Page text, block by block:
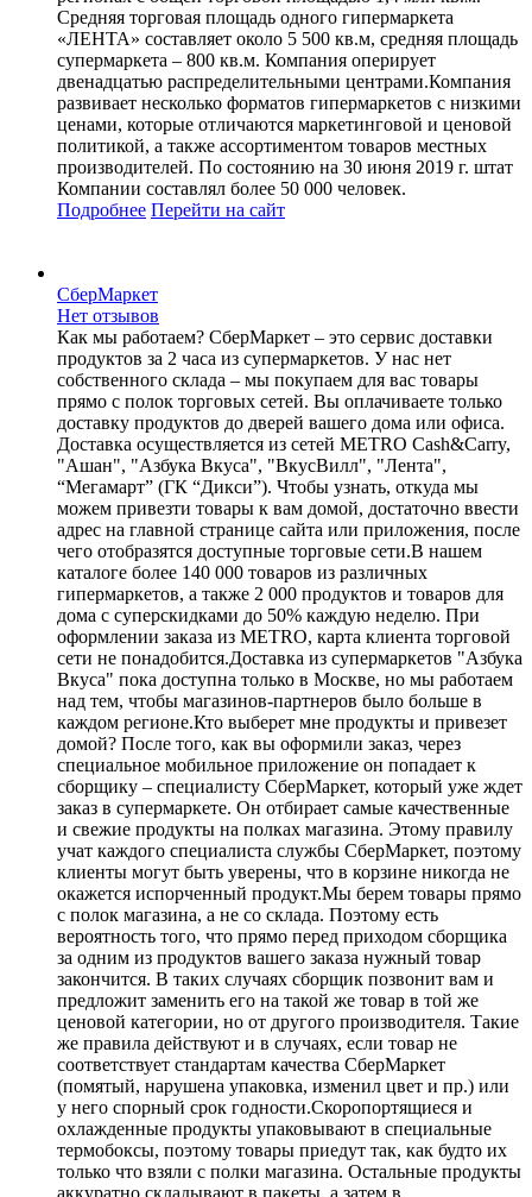
Средняя торговая площадь одного гипермаркета
«ЛЕНТА» составляет около 5 500 кв.м, средняя площадь
супермаркета – 800 кв.м. Компания оперирует
двенадцатью распределительными центрами.Компания
развивает несколько форматов гипермаркетов с низкими
ценами, которые отличаются маркетинговой и ценовой
политикой, а также ассортиментом товаров местных
производителей. По состоянию на 30 июня 2019 г. штат
Компании составлял более 50 000 человек.
Подробнее Перейти на сайт
СберМаркет
Нет отзывов
Как мы работаем? СберМаркет – это cервис доставки
продуктов за 2 часа из супермаркетов. У нас нет
собственного склада – мы покупаем для вас товары
прямо с полок торговых сетей. Вы оплачиваете только
доставку продуктов до дверей вашего дома или офиса.
Доставка осуществляется из сетей METRO Cash&Carry,
"Ашан", "Азбука Вкуса", "ВкусВилл", "Лента",
“Мегамарт” (ГК “Дикси”). Чтобы узнать, откуда мы
можем привезти товары к вам домой, достаточно ввести
адрес на главной странице сайта или приложения, после
чего отобразятся доступные торговые сети.В нашем
каталоге более 140 000 товаров из различных
гипермаркетов, а также 2 000 продуктов и товаров для
дома с суперскидками до 50% каждую неделю. При
оформлении заказа из METRO, карта клиента торговой
сети не понадобится.Доставка из супермаркетов "Азбука
Вкуса" пока доступна только в Москве, но мы работаем
над тем, чтобы магазинов-партнеров было больше в
каждом регионе.Кто выберет мне продукты и привезет
домой? После того, как вы оформили заказ, через
специальное мобильное приложение он попадает к
сборщику – специалисту СберМаркет, который уже ждет
заказ в супермаркете. Он отбирает самые качественные
и свежие продукты на полках магазина. Этому правилу
учат каждого специалиста службы СберМаркет, поэтому
клиенты могут быть уверены, что в корзине никогда не
окажется испорченный продукт.Мы берем товары прямо
с полок магазина, а не со склада. Поэтому есть
вероятность того, что прямо перед приходом сборщика
за одним из продуктов вашего заказа нужный товар
закончится. В таких случаях сборщик позвонит вам и
предложит заменить его на такой же товар в той же
ценовой категории, но от другого производителя. Такие
же правила действуют и в случаях, если товар не
соответствует стандартам качества СберМаркет
(помятый, нарушена упаковка, изменил цвет и пр.) или
у него спорный срок годности.Скоропортящиеся и
охлажденные продукты упаковывают в специальные
термобоксы, поэтому товары приедут так, как будто их
только что взяли с полки магазина. Остальные продукты
аккуратно складывают в пакеты, а затем в